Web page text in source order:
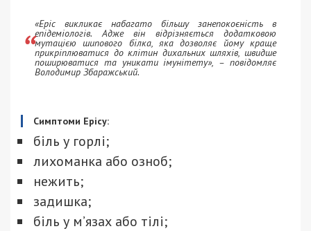
«Еріс викликає набагато більшу занепокоєність в
епідеміологів. Адже він відрізняється додатковою
мутацією шипового білка, яка дозволяє йому краще
прикріплюватися до клітин дихальних шляхів, швидше
поширюватися та уникати імунітету», – повідомляє
Володимир Збаражський.
Симптоми Ерісу:
біль у горлі;
лихоманка або озноб;
нежить;
задишка;
біль у м’язах або тілі;